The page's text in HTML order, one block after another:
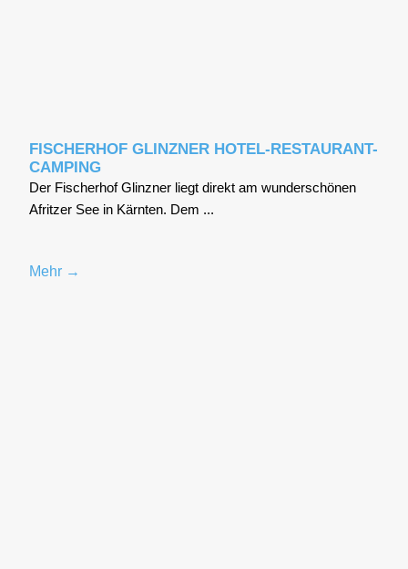
FISCHERHOF GLINZNER HOTEL-RESTAURANT-
CAMPING
Der Fischer­hof Glinz­ner liegt direkt am wun­der­schö­nen
Afrit­zer See in Kärn­ten. Dem ...
Mehr →